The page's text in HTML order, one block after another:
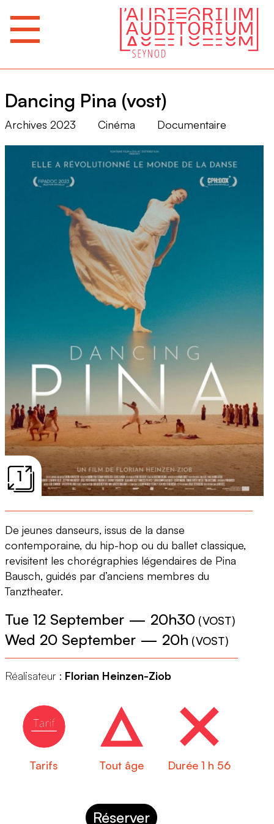
Dancing Pina (vost)
Archives 2023 Cinéma Documentaire
1
De jeunes danseurs, issus de la danse
contemporaine, du hip-hop ou du ballet classique,
revisitent les chorégraphies légendaires de Pina
Bausch, guidés par d’anciens membres du
Tanztheater.
Tue 12 September — 20h30 (VOST)
Wed 20 September — 20h (VOST)
Réalisateur : Florian Heinzen-Ziob
Tarifs Tout âge Durée 1 h 56
Réserver